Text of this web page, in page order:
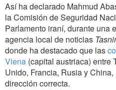
Así ha declarado Mahmud
la Comisión de Seguridad
Parlamento iraní, durante una
agencia local de noticias
donde ha destacado que las
Viena (capital austriaca)
Unido, Francia, Rusia y
dirección correcta.